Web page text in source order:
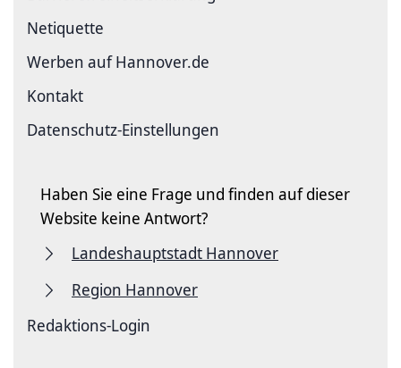
Netiquette
Werben auf Hannover.de
Kontakt
Datenschutz-Einstellungen
Haben Sie eine Frage und finden auf dieser
Website keine Antwort?
Landeshauptstadt Hannover
Region Hannover
Redaktions-Login